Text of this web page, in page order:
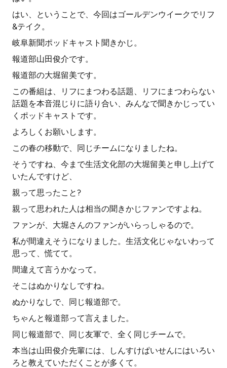
はい、ということで、今回はゴールデンウイークでリフ
&テイク。
岐阜新聞ポッドキャスト聞きかじ。
報道部山田俊介です。
報道部の大堀留美です。
この番組は、リフにまつわる話題、リフにまつわらない
話題を本音混じりに語り合い、みんなで聞きかじってい
くポッドキャストです。
よろしくお願いします。
この春の移動で、同じチームになりましたね。
そうですね、今まで生活文化部の大堀留美と申し上げて
いたんですけど、
親って思ったこと?
親って思われた人は相当の聞きかじファンですよね。
ファンが、大堀さんのファンがいらっしゃるので。
私が間違えそうになりました。生活文化じゃないわって
思って、慌てて。
間違えて言うかなって。
そこはぬかりなしですね。
ぬかりなしで、同じ報道部で。
ちゃんと報道部って言えました。
同じ報道部で、同じ友軍で、全く同じチームで。
本当は山田俊介先輩には、しんすけぱいせんにはいろい
ろと教えていただくことが多くて。